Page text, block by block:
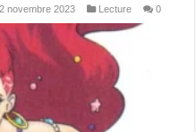
novembre 2023 Lecture 0